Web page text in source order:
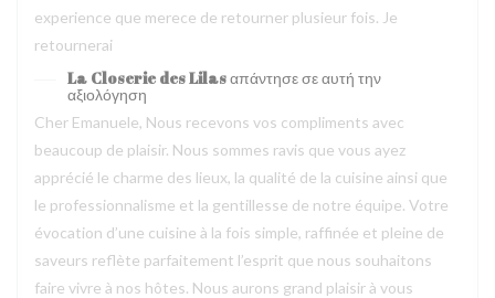
experience que merece de retourner plusieur fois. Je
retournerai
La Closerie des Lilasαπάντησε σε αυτή την
αξιολόγηση
Cher Emanuele, Nous recevons vos compliments avec
beaucoup de plaisir. Nous sommes ravis que vous ayez
apprécié le charme des lieux, la qualité de la cuisine ainsi que
le professionnalisme et la gentillesse de notre équipe. Votre
évocation d’une cuisine à la fois simple, raffinée et pleine de
saveurs reflète parfaitement l’esprit que nous souhaitons
faire vivre à nos hôtes. Nous aurons grand plaisir à vous